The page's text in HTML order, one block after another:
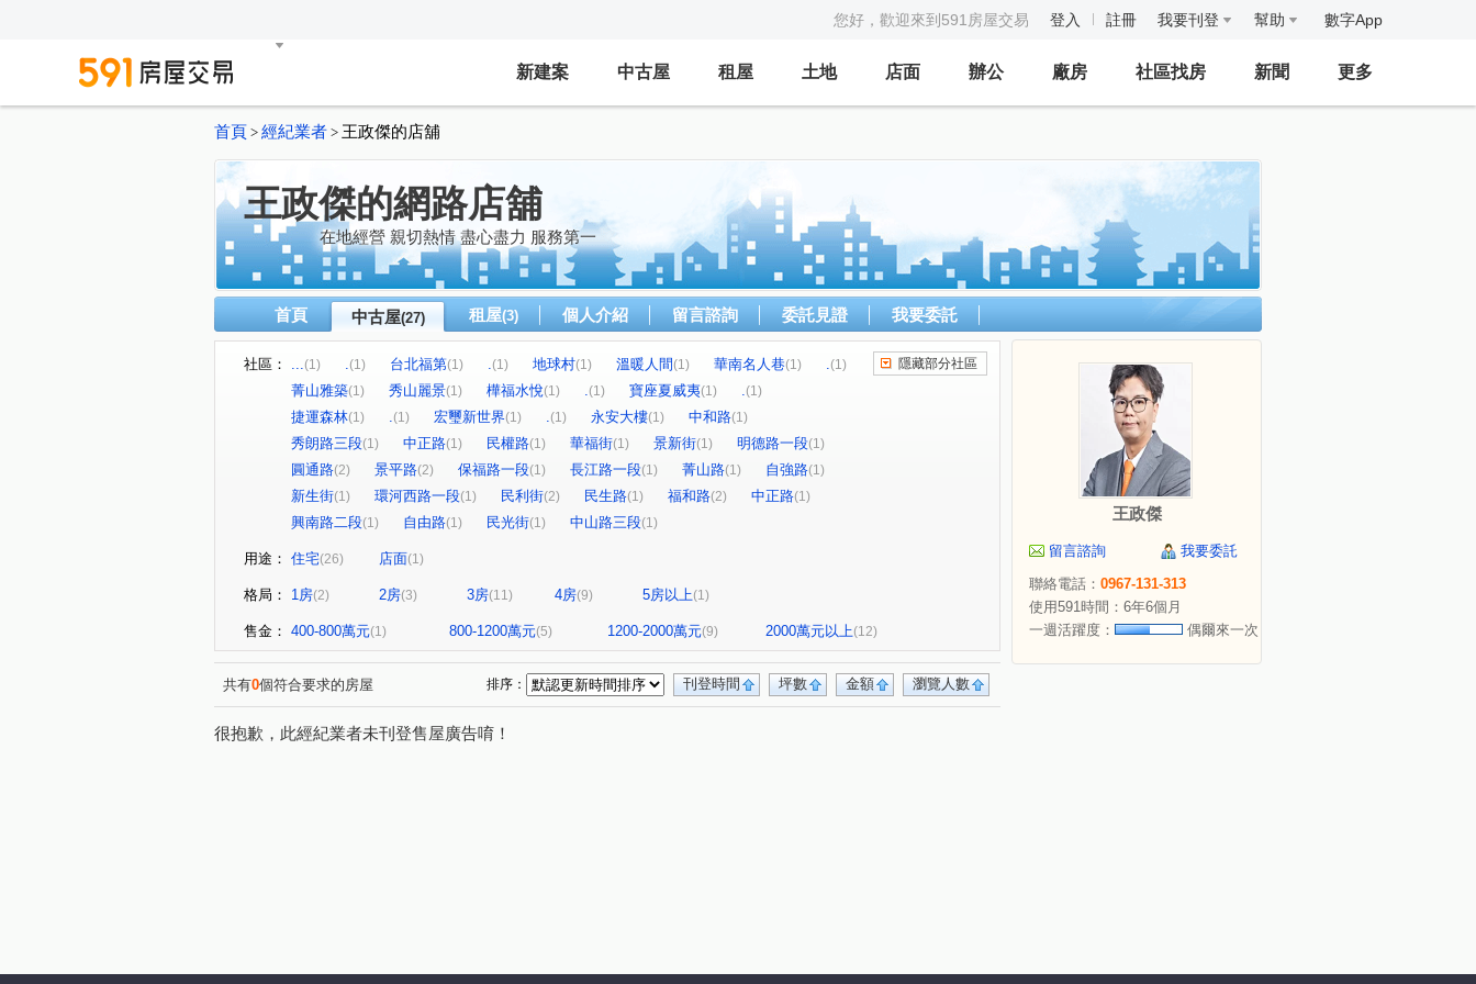
您好，歡迎來到591房屋交易 登入 註冊 我要刊登 幫助 數字App
新建案 中古屋 租屋 土地 店面 辦公 廠房 社區找房 新聞 更多
首頁 > 經紀業者 > 王政傑的店舖
王政傑的網路店舖
在地經營 親切熱情 盡心盡力 服務第一
首頁 中古屋(27) 租屋(3) 個人介紹 留言諮詢 委託見證 我要委託
社區： ...(1) .(1) 台北福第(1) .(1) 地球村(1) 溫暖人間(1) 華南名人巷(1) .(1)
菁山雅築(1) 秀山麗景(1) 樺福水悅(1) .(1) 寶座夏威夷(1) .(1)
捷運森林(1) .(1) 宏璽新世界(1) .(1) 永安大樓(1) 中和路(1)
秀朗路三段(1) 中正路(1) 民權路(1) 華福街(1) 景新街(1) 明德路一段(1)
圓通路(2) 景平路(2) 保福路一段(1) 長江路一段(1) 菁山路(1) 自強路(1)
新生街(1) 環河西路一段(1) 民利街(2) 民生路(1) 福和路(2) 中正路(1)
興南路二段(1) 自由路(1) 民光街(1) 中山路三段(1)
隱藏部分社區
用途： 住宅(26) 店面(1)
格局： 1房(2) 2房(3) 3房(11) 4房(9) 5房以上(1)
售金： 400-800萬元(1) 800-1200萬元(5) 1200-2000萬元(9) 2000萬元以上(12)
共有0個符合要求的房屋 瀏覽人數
金額
坪數
刊登時間
排序：
很抱歉，此經紀業者未刊登售屋廣告唷！
王政傑
留言諮詢
我要委託
聯絡電話： 0967-131-313
使用591時間：6年6個月
一週活躍度：
偶爾來一次